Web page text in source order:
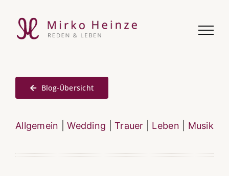
Inhalt
springen
Blog-Übersicht
Allgemein |Wedding |Trauer Leben Musik